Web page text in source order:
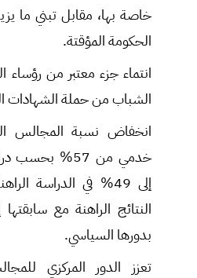
خاصة بها، مقابل تبني ما
الحكومة المؤقتة.
انتماء جزء معتبر من رؤساء
الشباب من حملة الشهادات
انخفاض نسبة المجالس
خدمي من 57%
إلى 49% في الدراسة
النتائج الراهنة مع
بدورها السياسي.
تعزز الدور المركزي